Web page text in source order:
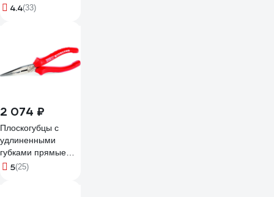
4.4(33)
2 074 ₽
Плоскогубцы c
удлиненными
губками прямые
OPAK 180 мм
5(25)